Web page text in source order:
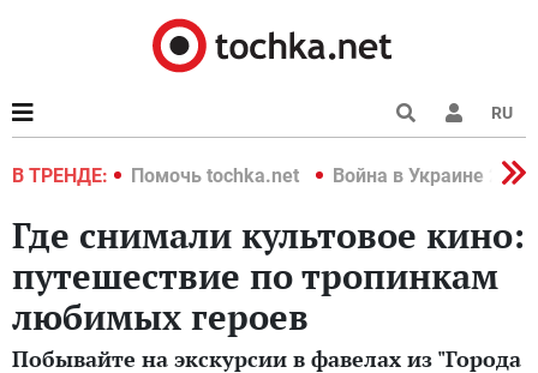
RU
В ТРЕНДЕ:
2022 Помочь tochka.net Война в Украине 2022
Где снимали культовое кино:
путешествие по тропинкам
любимых героев
Побывайте на экскурсии в фавелах из "Города